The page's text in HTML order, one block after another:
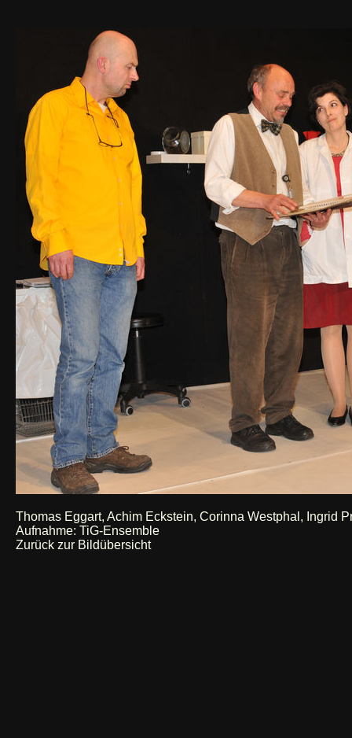
Thomas Eggart, Achim Eckstein, Corinna Westphal, Ingrid
Aufnahme: TiG-Ensemble
Zurück zur Bildübersicht